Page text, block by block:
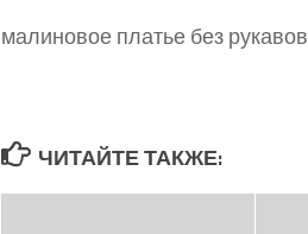
малиновое платье без рукавов
ЧИТАЙТЕ ТАКЖЕ: